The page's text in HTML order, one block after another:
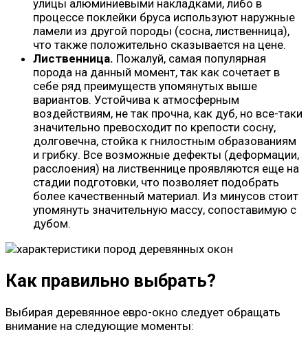
улицы алюминиевыми накладками, либо в
процессе поклейки бруса используют наружные
ламели из другой породы (сосна, лиственница),
что также положительно сказывается на цене.
Лиственница. Пожалуй, самая популярная
порода на данный момент, так как сочетает в
себе ряд преимуществ упомянутых выше
вариантов. Устойчива к атмосферным
воздействиям, не так прочна, как дуб, но все-таки
значительно превосходит по крепости сосну,
долговечна, стойка к гнилостным образованиям
и грибку. Все возможные дефекты (деформации,
расслоения) на лиственнице проявляются еще на
стадии подготовки, что позволяет подобрать
более качественный материал. Из минусов стоит
упомянуть значительную массу, сопоставимую с
дубом.
Как правильно выбрать?
Выбирая деревянное евро-окно следует обращать
внимание на следующие моменты: